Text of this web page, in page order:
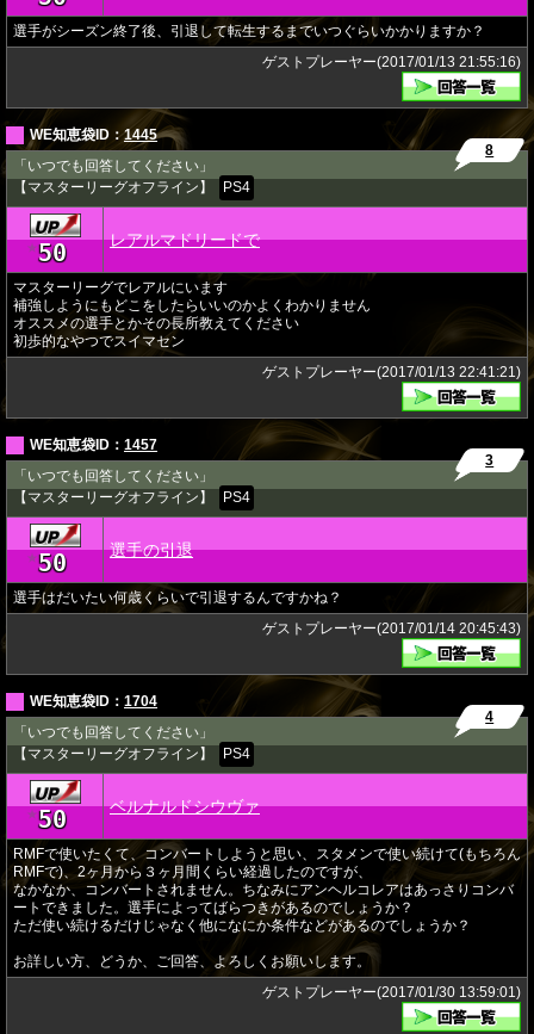
選手がシーズン終了後、引退して転生するまでいつぐらいかかりますか？
ゲストプレーヤー(2017/01/13 21:55:16)
WE知恵袋ID：1445
「いつでも回答してください」
【マスターリーグオフライン】
PS4
8
★50 レアルマドリードで
マスターリーグでレアルにいます
補強しようにもどこをしたらいいのかよくわかりません
オススメの選手とかその長所教えてください
初歩的なやつでスイマセン
ゲストプレーヤー(2017/01/13 22:41:21)
WE知恵袋ID： 1457
「いつでも回答してください」
【マスターリーグオフライン】
PS4
3
★50 選手の引退
選手はだいたい何歳くらいで引退するんですかね？
ゲストプレーヤー(2017/01/14 20:45:43)
WE知恵袋ID： 1704
「いつでも回答してください」
【マスターリーグオフライン】
PS4
4
★50 ベルナルドシウヴァ
RMFで使いたくて、コンバートしようと思い、スタメンで使い続けて(もちろん
RMFで)、2ヶ月から３ヶ月間くらい経過したのですが、
なかなか、コンバートされません。ちなみにアンヘルコレアはあっさりコンバ
ートできました。選手によってばらつきがあるのでしょうか？
ただ使い続けるだけじゃなく他になにか条件などがあるのでしょうか？
お詳しい方、どうか、ご回答、よろしくお願いします。
ゲストプレーヤー(2017/01/30 13:59:01)